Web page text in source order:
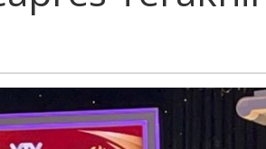
Demokrasi